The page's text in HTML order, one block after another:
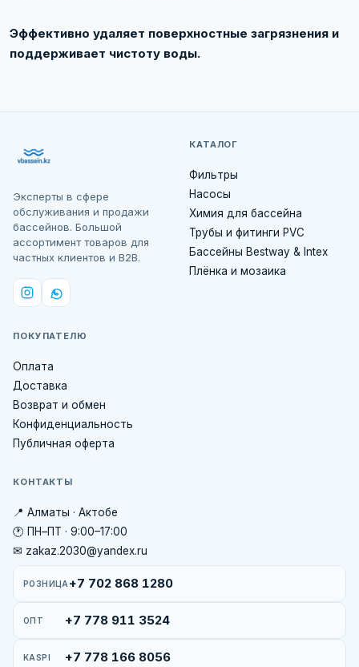
Эффективно удаляет поверхностные загрязнения и
поддерживает чистоту воды.
Эксперты в сфере
обслуживания и продажи
бассейнов. Большой
ассортимент товаров для
частных клиентов и B2B.
КАТАЛОГ
Фильтры
Насосы
Химия для бассейна
Трубы и фитинги PVC
Бассейны Bestway & Intex
Плёнка и мозаика
ПОКУПАТЕЛЮ
Оплата
Доставка
Возврат и обмен
Конфиденциальность
Публичная оферта
КОНТАКТЫ
📍 Алматы · Актобе
🕐 ПН–ПТ · 9:00–17:00
✉ zakaz.2030@yandex.ru
РОЗНИЦА +7 702 868 1280
ОПТ +7 778 911 3524
KASPI +7 778 166 8056